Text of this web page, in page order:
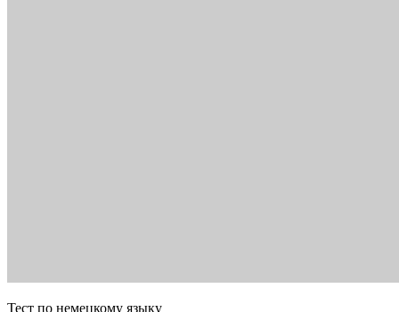
Тест по немецкому языку